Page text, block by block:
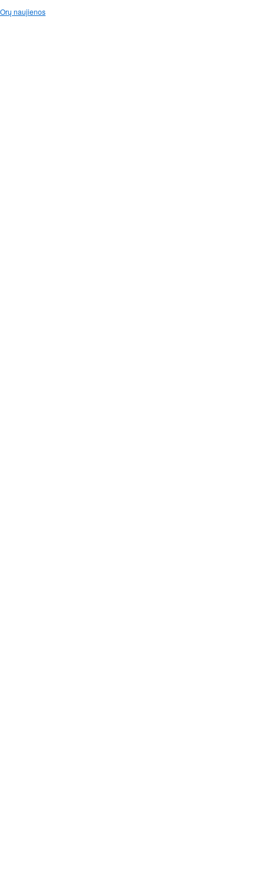
Orų naujienos